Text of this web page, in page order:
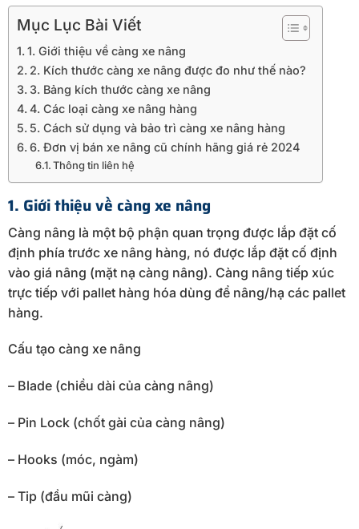
Mục Lục Bài Viết
1. Giới thiệu về càng xe nâng
2. Kích thước càng xe nâng được đo như thế nào?
3. Bảng kích thước càng xe nâng
4. Các loại càng xe nâng hàng
5. Cách sử dụng và bảo trì càng xe nâng hàng
6. Đơn vị bán xe nâng cũ chính hãng giá rẻ 2024
Thông tin liên hệ
1. Giới thiệu về càng xe nâng
Càng nâng là một bộ phận quan trọng được lắp đặt cố
định phía trước xe nâng hàng, nó được lắp đặt cố định
vào giá nâng (mặt nạ càng nâng). Càng nâng tiếp xúc
trực tiếp với pallet hàng hóa dùng để nâng/hạ các pallet
hàng.
Cấu tạo càng xe nâng
– Blade (chiều dài của càng nâng)
– Pin Lock (chốt gài của càng nâng)
– Hooks (móc, ngàm)
– Tip (đầu mũi càng)